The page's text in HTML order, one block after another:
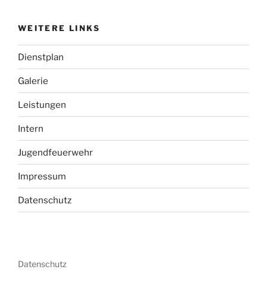
WEITERE LINKS
Dienstplan
Galerie
Leistungen
Intern
Jugendfeuerwehr
Impressum
Datenschutz
Datenschutz